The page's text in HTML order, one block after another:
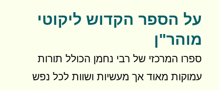
על הספר הקדוש ליקוטי
מוהר"ן
ספרו המרכזי של רבי נחמן הכולל תורות
עמוקות מאוד אך מעשיות ושוות לכל נפש